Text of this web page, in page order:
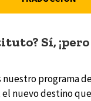
Sí,
programa
nuevo destino